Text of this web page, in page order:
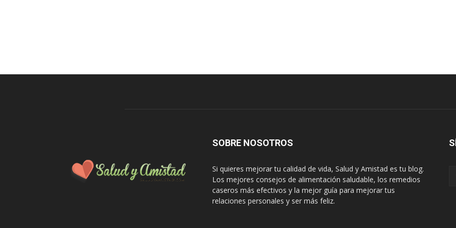
SOBRE NOSOTROS
Si quieres mejorar tu calidad de vida, Salud y Amistad es tu blog.
Los mejores consejos de alimentación saludable, los remedios
caseros más efectivos y la mejor guía para mejorar tus
relaciones personales y ser más feliz.